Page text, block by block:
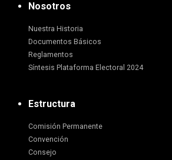
Nosotros
Nuestra Historia
Documentos Básicos
Reglamentos
Síntesis Plataforma Electoral 2024
Estructura
Comisión Permanente
Convención
Consejo